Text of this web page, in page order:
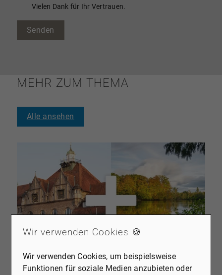
Vielen Dank für Ihr Vertrauen.
Senden
MEHR ZUM THEMA
Alle ansehen
03.08.2026
Wir verwenden Cookies 🍪
Wir verwenden Cookies, um beispielsweise
Funktionen für soziale Medien anzubieten oder